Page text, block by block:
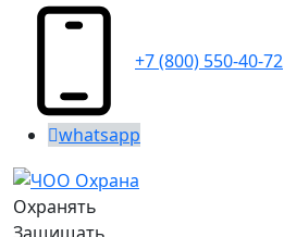
+7 (800) 550-40-72
whatsapp
Охранять